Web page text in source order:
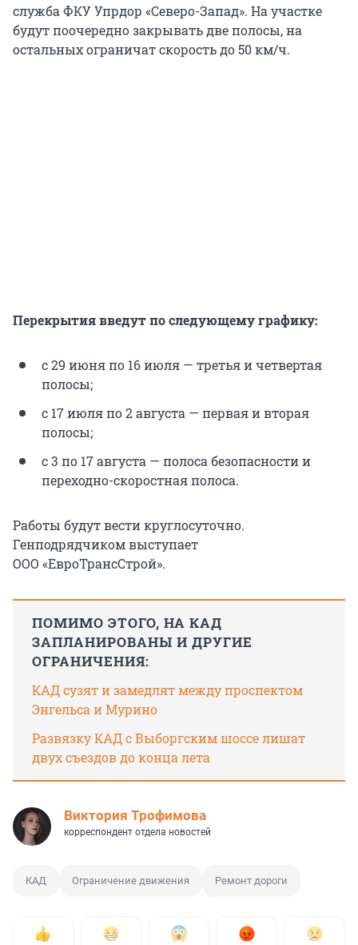
служба ФКУ Упрдор «Северо-Запад». На участке
будут поочередно закрывать две полосы, на
остальных ограничат скорость до 50 км/ч.
Перекрытия введут по следующему графику:
с 29 июня по 16 июля — третья и четвертая
полосы;
с 17 июля по 2 августа — первая и вторая
полосы;
с 3 по 17 августа — полоса безопасности и
переходно-скоростная полоса.
Работы будут вести круглосуточно.
Генподрядчиком выступает
ООО «ЕвроТрансСтрой».
ПОМИМО ЭТОГО, НА КАД
ЗАПЛАНИРОВАНЫ И ДРУГИЕ
ОГРАНИЧЕНИЯ:
КАД сузят и замедлят между проспектом
Энгельса и Мурино
Развязку КАД с Выборгским шоссе лишат
двух съездов до конца лета
Виктория Трофимова
корреспондент отдела новостей
КАД Ограничение движения Ремонт дороги